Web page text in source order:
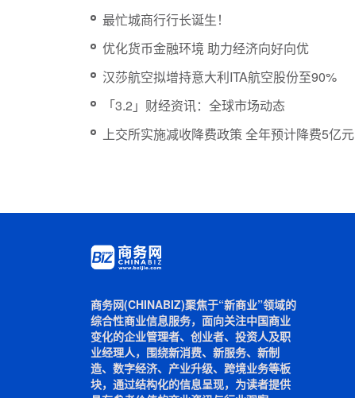
最忙城商行行长诞生！
优化货币金融环境 助力经济向好向优
汉莎航空拟增持意大利ITA航空股份至90%
「3.2」财经资讯：全球市场动态
上交所实施减收降费政策 全年预计降费5亿元
商务网(CHINABIZ)聚焦于“新商业”领域的
综合性商业信息服务，面向关注中国商业
变化的企业管理者、创业者、投资人及职
业经理人，围绕新消费、新服务、新制
造、数字经济、产业升级、跨境业务等板
块，通过结构化的信息呈现，为读者提供